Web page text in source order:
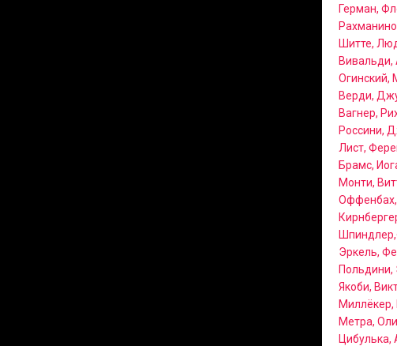
Герман,
Шитте,
Вивальди,
Огинский,
Верди,
Вагнер,
Россини,
Лист,
Брамс,
Монти,
Эркель,
Польдини,
Якоби,
Миллёкер,
Метра,
Цибулька,